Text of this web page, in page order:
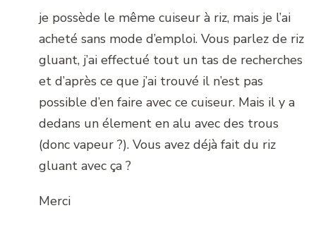
je possède le même cuiseur à riz, mais je l’ai
acheté sans mode d’emploi. Vous parlez de riz
gluant, j’ai effectué tout un tas de recherches
et d’après ce que j’ai trouvé il n’est pas
possible d’en faire avec ce cuiseur. Mais il y a
dedans un élement en alu avec des trous
(donc vapeur ?). Vous avez déjà fait du riz
gluant avec ça ?
Merci